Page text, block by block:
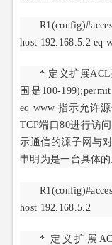
host 192.168.5.2 eq
* 定义扩展
围是100-
eq www 指示允许
TCP端口80进行访
示通信的源子网与
申明为是一台具体的
host 192.168.5.2
* 定义扩展